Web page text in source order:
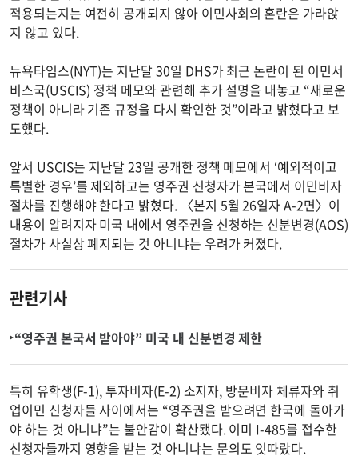
적용되는지는 여전히 공개되지 않아 이민사회의 혼란은 가라앉
지 않고 있다.
뉴욕타임스(NYT)는 지난달 30일 DHS가 최근 논란이 된 이민서
비스국(USCIS) 정책 메모와 관련해 추가 설명을 내놓고 “새로운
정책이 아니라 기존 규정을 다시 확인한 것”이라고 밝혔다고 보
도했다.
앞서 USCIS는 지난달 23일 공개한 정책 메모에서 ‘예외적이고
특별한 경우’를 제외하고는 영주권 신청자가 본국에서 이민비자
절차를 진행해야 한다고 밝혔다. 〈본지 5월 26일자 A-2면〉이
내용이 알려지자 미국 내에서 영주권을 신청하는 신분변경(AOS)
절차가 사실상 폐지되는 것 아니냐는 우려가 커졌다.
관련기사
“영주권 본국서 받아야” 미국 내 신분변경 제한
특히 유학생(F-1), 투자비자(E-2) 소지자, 방문비자 체류자와 취
업이민 신청자들 사이에서는 “영주권을 받으려면 한국에 돌아가
야 하는 것 아니냐”는 불안감이 확산됐다. 이미 I-485를 접수한
신청자들까지 영향을 받는 것 아니냐는 문의도 잇따랐다.